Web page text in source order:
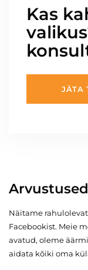
Kas
JÄTA
Arvustused
Näitame
Facebookist. Meie
avatud, oleme
aidata kõiki oma